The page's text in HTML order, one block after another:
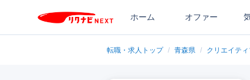
ホーム オファー
転職・求人トップ / 青森県 / クリエイテ